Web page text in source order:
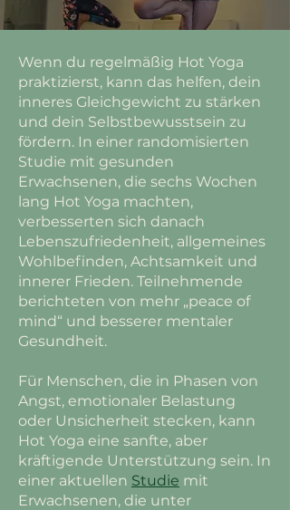
Wenn du regelmäßig Hot Yoga
praktizierst, kann das helfen, dein
inneres Gleichgewicht zu stärken
und dein Selbstbewusstsein zu
fördern. In einer randomisierten
Studie mit gesunden
Erwachsenen, die sechs Wochen
lang Hot Yoga machten,
verbesserten sich danach
Lebenszufriedenheit, allgemeines
Wohlbefinden, Achtsamkeit und
innerer Frieden. Teilnehmende
berichteten von mehr „peace of
mind“ und besserer mentaler
Gesundheit.
Für Menschen, die in Phasen von
Angst, emotionaler Belastung
oder Unsicherheit stecken, kann
Hot Yoga eine sanfte, aber
kräftigende Unterstützung sein. In
einer aktuellen Studie mit
Erwachsenen, die unter